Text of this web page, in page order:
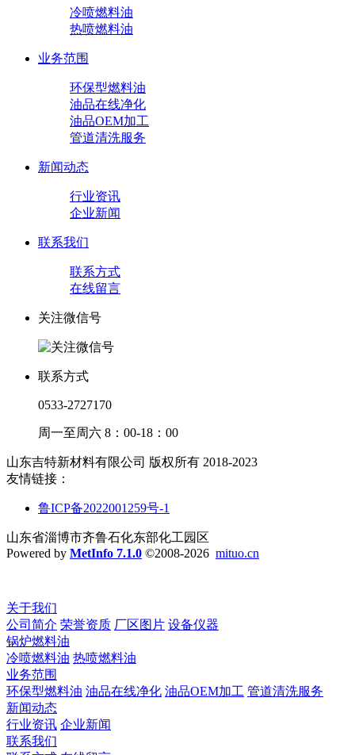
冷喷燃料油
热喷燃料油
业务范围
环保型燃料油
油品在线净化
油品OEM加工
管道清洗服务
新闻动态
行业资讯
企业新闻
联系我们
联系方式
在线留言
关注微信号
联系方式
0533-2727170
周一至周六 8：00-18：00
山东吉特新材料有限公司 版权所有 2018-2023
友情链接：
鲁ICP备2022001259号-1
山东省淄博市齐鲁石化东部化工园区
Powered by MetInfo 7.1.0 ©2008-2026 mituo.cn
关于我们
公司简介 荣誉资质 厂区图片 设备仪器
锅炉燃料油
冷喷燃料油 热喷燃料油
业务范围
环保型燃料油 油品在线净化 油品OEM加工 管道清洗服务
新闻动态
行业资讯 企业新闻
联系我们